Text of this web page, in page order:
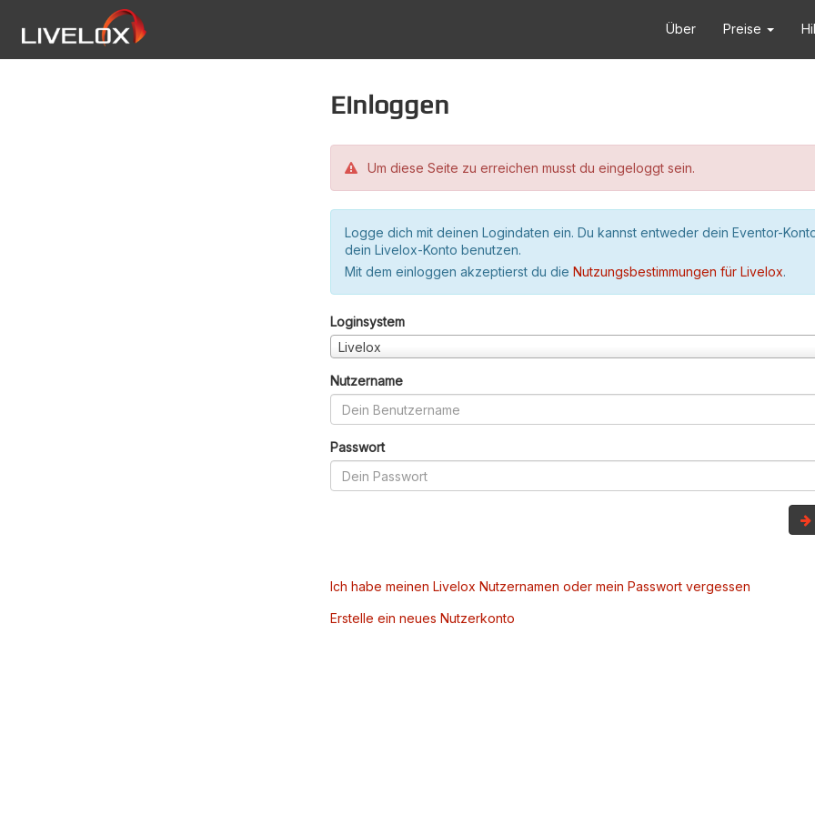
Über Preise
Einloggen
Um diese Seite zu erreichen musst du eingeloggt sein.
Logge dich mit deinen Logindaten ein. Du kannst entweder dein Eventor-
dein Livelox-Konto benutzen.
Mit dem einloggen akzeptierst du die Nutzungsbestimmungen für Livelox.
Loginsystem
Livelox
Nutzername
Passwort
Ich habe meinen Livelox Nutzernamen oder mein Passwort vergessen
Erstelle ein neues Nutzerkonto